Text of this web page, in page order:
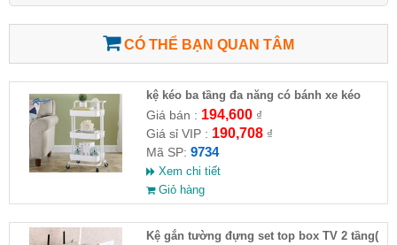
CÓ THỂ BẠN QUAN TÂM
kệ kéo ba tầng đa năng có bánh xe kéo
Giá bán : 194,600₫
Giá sỉ VIP : 190,708₫
Mã SP: 9734
Xem chi tiết
Giỏ hàng
Kệ gắn tường đựng set top box TV 2 tầng(